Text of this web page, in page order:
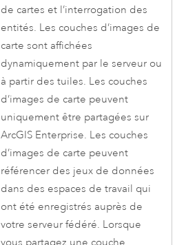
de cartes et l’interrogation des
entités. Les couches d’images de
carte sont affichées
dynamiquement par le serveur ou
à partir des tuiles. Les couches
d’images de carte peuvent
uniquement être partagées sur
ArcGIS Enterprise. Les couches
d’images de carte peuvent
référencer des jeux de données
dans des espaces de travail qui
ont été enregistrés auprès de
votre serveur fédéré. Lorsque